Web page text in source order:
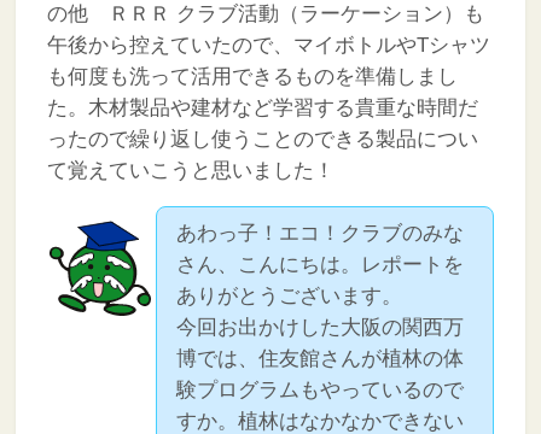
の他 ＲＲＲ クラブ活動（ラーケーション）も
午後から控えていたので、マイボトルやTシャツ
も何度も洗って活用できるものを準備しまし
た。木材製品や建材など学習する貴重な時間だ
ったので繰り返し使うことのできる製品につい
て覚えていこうと思いました！
あわっ子！エコ！クラブのみな
さん、こんにちは。レポートを
ありがとうございます。
今回お出かけした大阪の関西万
博では、住友館さんが植林の体
験プログラムもやっているので
すか。植林はなかなかできない